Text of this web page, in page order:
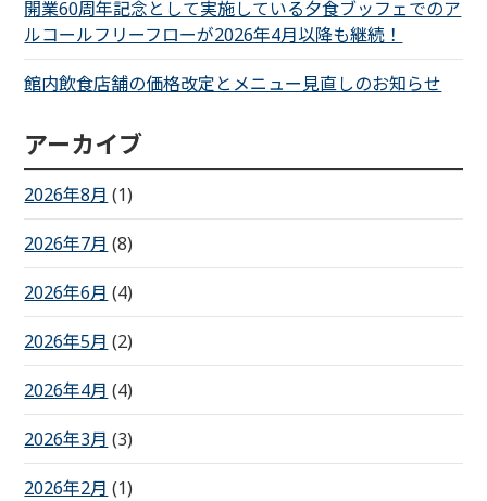
開業60周年記念として実施している夕食ブッフェでのア
ルコールフリーフローが2026年4月以降も継続！
館内飲食店舗の価格改定とメニュー見直しのお知らせ
アーカイブ
2026年8月 (1)
2026年7月 (8)
2026年6月 (4)
2026年5月 (2)
2026年4月 (4)
2026年3月 (3)
2026年2月 (1)